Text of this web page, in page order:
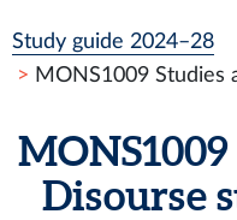
Study guide 2024–28
MONS1009 Studies
Disourse